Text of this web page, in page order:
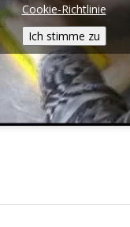
Cookie-Richtlinie
Ich stimme zu